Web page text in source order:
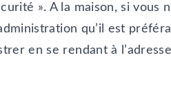
». A la maison, si vous
qu’il est
en se rendant à